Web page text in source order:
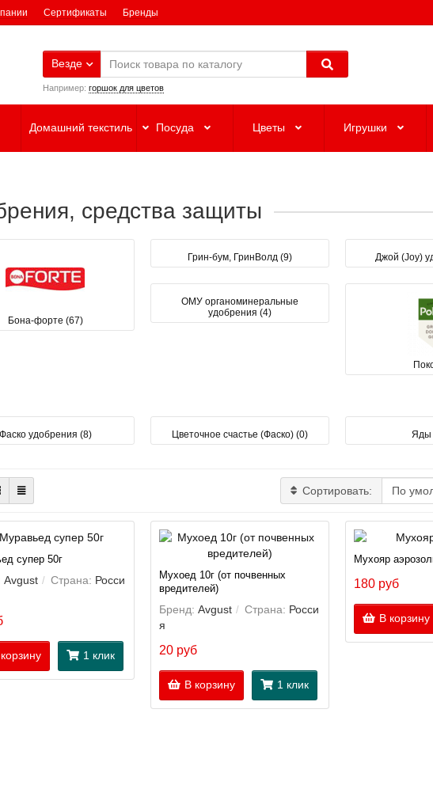
Сертификаты Бренды
Везде
Например: горшок для цветов
Домашний текстиль Посуда Цветы Игрушки
средства защиты
Бона-форте (67)
Грин-бум, ГринВолд (9) Джой (Joy)
ОМУ органоминеральные
удобрения (4)
Фаско удобрения (8) Цветочное счастье (Фаско) (0) Яды
Сортировать:
супер 50г
Avgust Страна: Росси
1 клик
Мухоед 10г (от почвенных
вредителей)
Бренд: Avgust Страна: Росси
я
20 руб
В корзину 1 клик
Мухояр
180 руб
В корзину